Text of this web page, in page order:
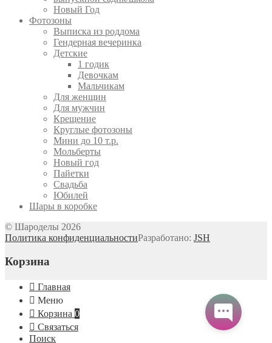
Новый Год
Фотозоны
Выписка из роддома
Гендерная вечеринка
Детские
1 годик
Девочкам
Мальчикам
Для женщин
Для мужчин
Крещение
Круглые фотозоны
Мини до 10 т.р.
Мольберты
Новый год
Пайетки
Свадьба
Юбилей
Шары в коробке
© Шароделы 2026
Политика конфиденциальностиРазработано: JSH
Корзина
Главная
Меню
Корзина 0
Связаться
Поиск